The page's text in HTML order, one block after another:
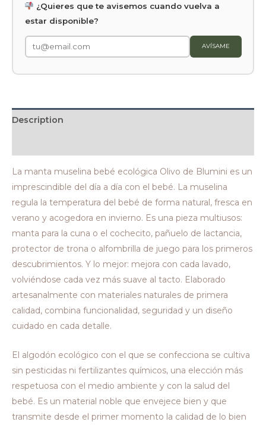
¿Quieres que te avisemos cuando vuelva a
estar disponible?
AVÍSAME
Description
La manta muselina bebé ecológica Olivo de Blumini es un
imprescindible del día a día con el bebé. La muselina
regula la temperatura del bebé de forma natural, fresca en
verano y acogedora en invierno. Es una pieza multiusos:
manta para la cuna o el cochecito, pañuelo de lactancia,
protector de trona o alfombrilla de juego para los primeros
descubrimientos. Y lo mejor: mejora con cada lavado,
volviéndose cada vez más suave al tacto. Elaborado
artesanalmente con materiales naturales de primera
calidad, combina funcionalidad, seguridad y un diseño
cuidado en cada detalle.
El algodón ecológico con el que se confecciona se cultiva
sin pesticidas ni fertilizantes químicos, una elección más
respetuosa con el medio ambiente y con la salud del
bebé. Es un material noble que envejece bien y que
transmite desde el primer momento la calidad de lo bien